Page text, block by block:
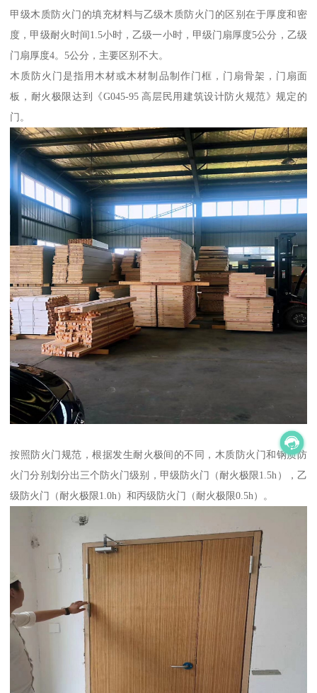
甲级木质防火门的填充材料与乙级木质防火门的区别在于厚度和密
度，甲级耐火时间1.5小时，乙级一小时，甲级门扇厚度5公分，乙级
门扇厚度4。5公分，主要区别不大。
木质防火门是指用木材或木材制品制作门框，门扇骨架，门扇面
板，耐火极限达到《G045-95 高层民用建筑设计防火规范》规定的
门。
按照防火门规范，根据发生耐火极间的不同，木质防火门和钢质防
火门分别划分出三个防火门级别，甲级防火门（耐火极限1.5h），乙
级防火门（耐火极限1.0h）和丙级防火门（耐火极限0.5h）。